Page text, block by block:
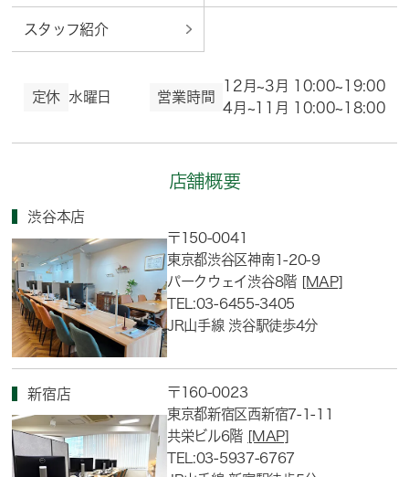
スタッフ紹介
定休 水曜日 営業時間
12月~3月 10:00~19:00
4月~11月 10:00~18:00
店舗概要
渋谷本店
〒150-0041
東京都渋谷区神南1-20-9
パークウェイ渋谷8階 [MAP]
TEL:03-6455-3405
JR山手線 渋谷駅徒歩4分
新宿店
〒160-0023
東京都新宿区西新宿7-1-11
共栄ビル6階 [MAP]
TEL:03-5937-6767